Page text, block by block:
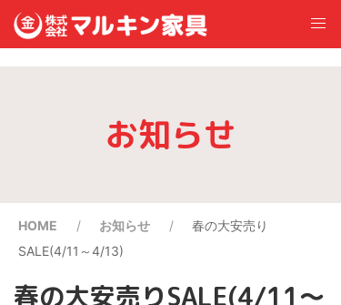
お知らせ
HOME お知らせ
春の大安売り
SALE(4/11～4/13)
春の大安売りSALE(4/11～